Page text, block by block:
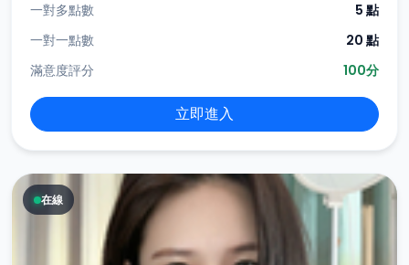
一對多點數
5 點
一對一點數
20 點
滿意度評分
100分
立即進入
在線